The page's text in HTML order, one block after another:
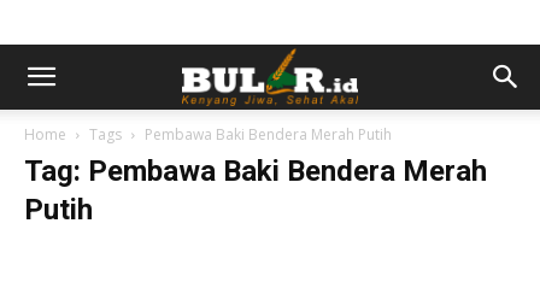
Home Tags Pembawa Baki Bendera Merah Putih
Tag: Pembawa Baki Bendera Merah
Putih